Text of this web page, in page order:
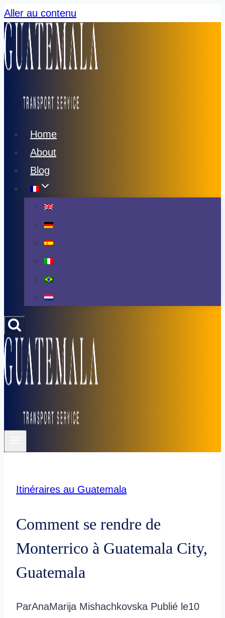
Aller au contenu
Home
About
Blog
Itinéraires au Guatemala
Comment se rendre de
Monterrico à Guatemala City,
Guatemala
ParAnaMarija Mishachkovska Publié le10